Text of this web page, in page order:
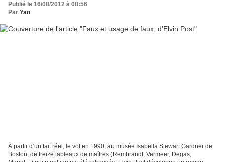
Publié le 16/08/2012 à 08:56
Par Yan
À partir d’un fait réel, le vol en 1990, au musée Isabella Stewart Gardner de
Boston, de treize tableaux de maîtres (Rembrandt, Vermeer, Degas,